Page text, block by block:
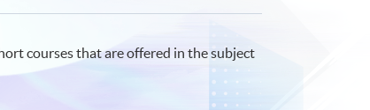
courses that are offered in the subject